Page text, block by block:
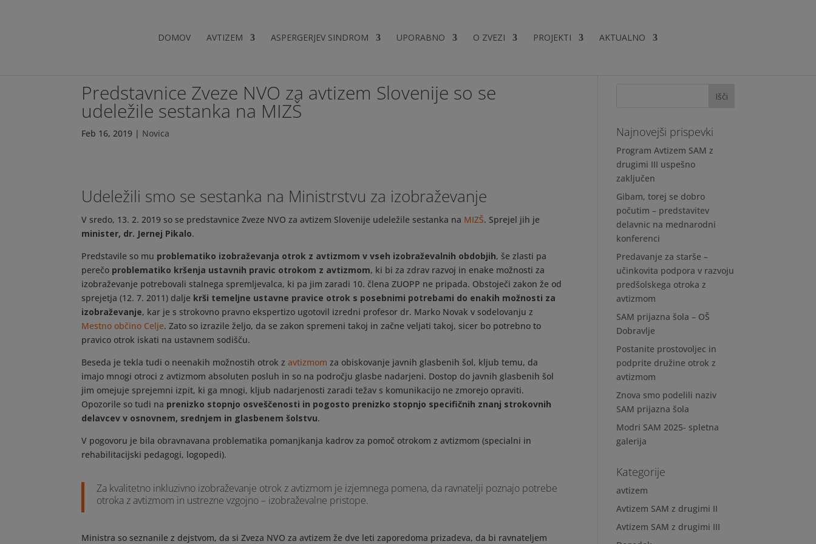
DOMOV AVTIZEM ASPERGERJEV SINDROM UPORABNO O ZVEZI PROJEKTI AKTUALNO
Predstavnice Zveze NVO za avtizem Slovenije so se
udeležile sestanka na MIZŠ
Feb 16, 2019 | Novica
Udeležili smo se sestanka na Ministrstvu za izobraževanje
V sredo, 13. 2. 2019 so se predstavnice Zveze NVO za avtizem Slovenije udeležile sestanka na MIZŠ. Sprejel jih je
minister, dr. Jernej Pikalo.
Predstavile so mu problematiko izobraževanja otrok z avtizmom v vseh izobraževalnih obdobjih, še zlasti pa
perečo problematiko kršenja ustavnih pravic otrokom z avtizmom, ki bi za zdrav razvoj in enake možnosti za
izobraževanje potrebovali stalnega spremljevalca, ki pa jim zaradi 10. člena ZUOPP ne pripada. Obstoječi zakon že od
sprejetja (12. 7. 2011) dalje krši temeljne ustavne pravice otrok s posebnimi potrebami do enakih možnosti za
izobraževanje, kar je s strokovno pravno ekspertizo ugotovil izredni profesor dr. Marko Novak v sodelovanju z
Mestno občino Celje. Zato so izrazile željo, da se zakon spremeni takoj in začne veljati takoj, sicer bo potrebno to
pravico otrok iskati na ustavnem sodišču.
Beseda je tekla tudi o neenakih možnostih otrok zavtizmom za obiskovanje javnih glasbenih šol, kljub temu, da
imajo mnogi otroci z avtizmom absoluten posluh in so na področju glasbe nadarjeni. Dostop do javnih glasbenih šol
jim omejuje sprejemni izpit, ki ga mnogi, kljub nadarjenosti zaradi težav s komunikacijo ne zmorejo opraviti.
Opozorile so tudi na prenizko stopnjo osveščenosti in pogosto prenizko stopnjo specifičnih znanj strokovnih
delavcev v osnovnem, srednjem in glasbenem šolstvu.
V pogovoru je bila obravnavana problematika pomanjkanja kadrov za pomoč otrokom z avtizmom (specialni in
rehabilitacijski pedagogi, logopedi).
Za kvalitetno inkluzivno izobraževanje otrok z avtizmom je izjemnega pomena, da ravnatelji poznajo potrebe
otroka z avtizmom in ustrezne vzgojno – izobraževalne pristope.
Ministra so seznanile z dejstvom, da si Zveza NVO za avtizem že dve leti zaporedoma prizadeva, da bi ravnateljem
Najnovejši prispevki
Program Avtizem SAM z
drugimi III uspešno
zaključen
Gibam, torej se dobro
počutim – predstavitev
delavnic na mednarodni
konferenci
Predavanje za starše –
učinkovita podpora v razvoju
predšolskega otroka z
avtizmom
SAM prijazna šola – OŠ
Dobravlje
Postanite prostovoljec in
podprite družine otrok z
avtizmom
Znova smo podelili naziv
SAM prijazna šola
Modri SAM 2025- spletna
galerija
Kategorije
avtizem
Avtizem SAM z drugimi II
Avtizem SAM z drugimi III